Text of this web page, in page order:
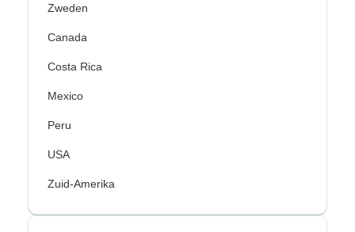
Zweden
Canada
Costa Rica
Mexico
Peru
USA
Zuid-Amerika